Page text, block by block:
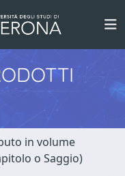
in volume
o Saggio)